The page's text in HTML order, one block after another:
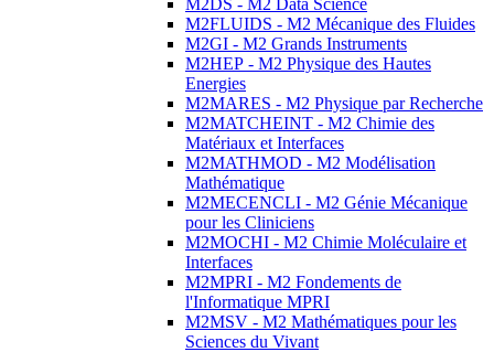
M2DS - M2 Data Science
M2FLUIDS - M2 Mécanique des Fluides
M2GI - M2 Grands Instruments
M2HEP - M2 Physique des Hautes
Energies
M2MARES - M2 Physique par Recherche
M2MATCHEINT - M2 Chimie des
Matériaux et Interfaces
M2MATHMOD - M2 Modélisation
Mathématique
M2MECENCLI - M2 Génie Mécanique
pour les Cliniciens
M2MOCHI - M2 Chimie Moléculaire et
Interfaces
M2MPRI - M2 Fondements de
l'Informatique MPRI
M2MSV - M2 Mathématiques pour les
Sciences du Vivant